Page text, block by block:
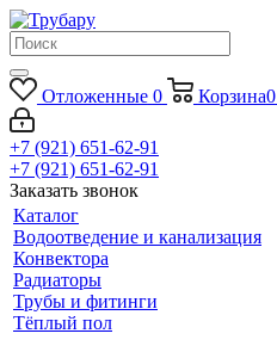
Отложенные 0 Корзина0
+7 (921) 651-62-91
+7 (921) 651-62-91
Заказать звонок
Каталог
Водоотведение и канализация
Конвектора
Радиаторы
Трубы и фитинги
Тёплый пол